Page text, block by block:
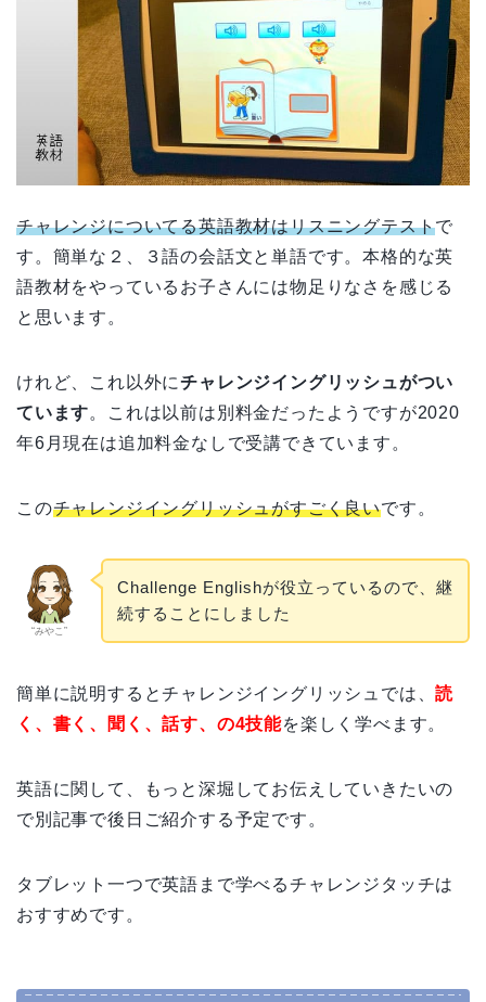
チャレンジについてる英語教材はリスニングテストで
す。簡単な２、３語の会話文と単語です。本格的な英
語教材をやっているお子さんには物足りなさを感じる
と思います。
けれど、これ以外にチャレンジイングリッシュがつい
ています。これは以前は別料金だったようですが2020
年6月現在は追加料金なしで受講できています。
このチャレンジイングリッシュがすごく良いです。
“みやこ”
Challenge Englishが役立っているので、継
続することにしました
簡単に説明するとチャレンジイングリッシュでは、読
く、書く、聞く、話す、の4技能を楽しく学べます。
英語に関して、もっと深堀してお伝えしていきたいの
で別記事で後日ご紹介する予定です。
タブレット一つで英語まで学べるチャレンジタッチは
おすすめです。